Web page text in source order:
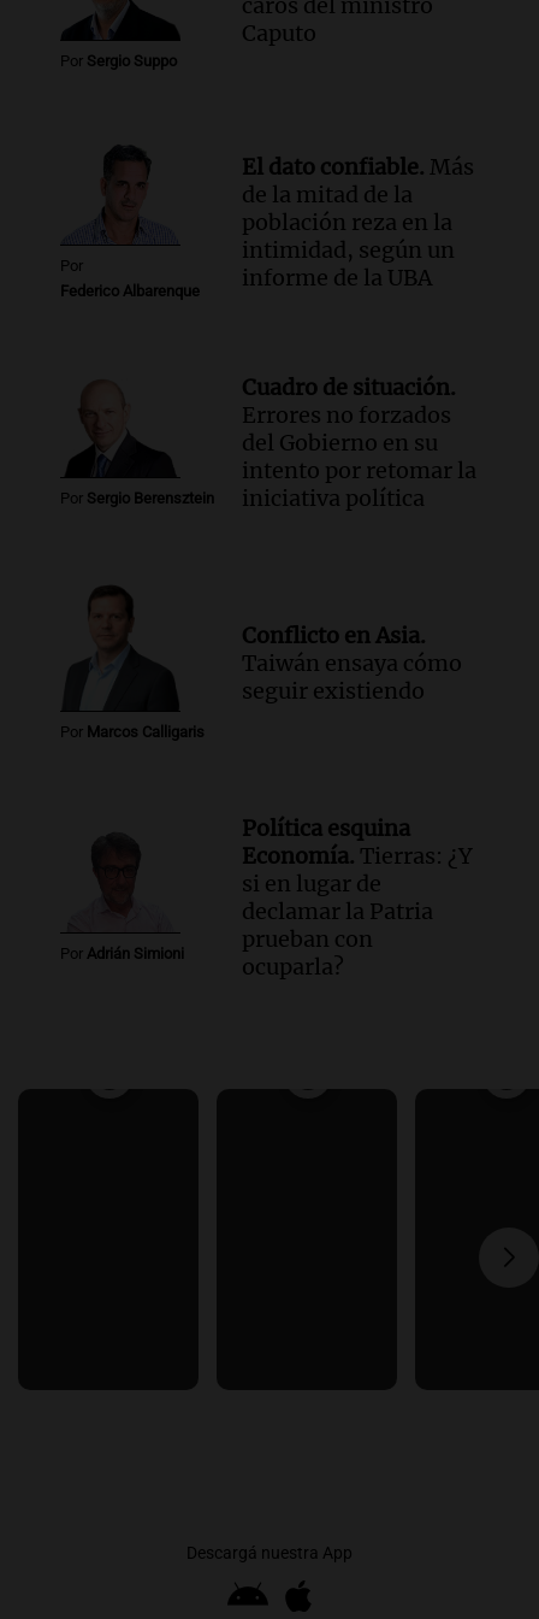
Una mañana para todos
Episodios
Por Sergio Suppo
caros del ministro
Caputo
Por
Federico Albarenque
El dato confiable. Más
de la mitad de la
población reza en la
intimidad, según un
informe de la UBA
Por Sergio Berensztein
Cuadro de situación.
Errores no forzados
del Gobierno en su
intento por retomar la
iniciativa política
Por Marcos Calligaris
Conflicto en Asia.
Taiwán ensaya cómo
seguir existiendo
Por Adrián Simioni
Política esquina
Economía. Tierras: ¿Y
si en lugar de
declamar la Patria
prueban con
ocuparla?
Descargá nuestra App